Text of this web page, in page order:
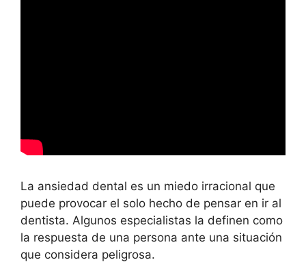
La ansiedad dental es un miedo irracional que
puede provocar el solo hecho de pensar en ir al
dentista. Algunos especialistas la definen como
la respuesta de una persona ante una situación
que considera peligrosa.